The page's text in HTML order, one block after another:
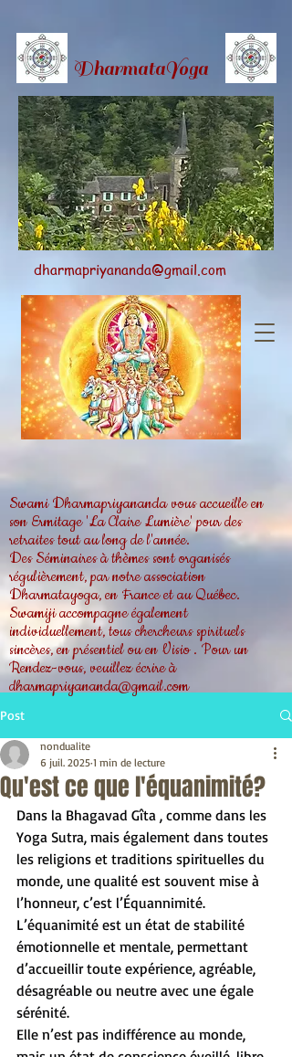
DharmataYoga
dharmapriyananda@gmail.com
Swami Dharmapriyananda vous accueille en
son Ermitage 'La Claire Lumière' pour des
retraites tout au long de l'année.
Des Séminaires à thèmes sont organisés
régulièrement, par notre association
Dharmatayoga, en France et au Québec.
Swamiji accompagne également
individuellement, tous chercheurs spirituels
sincères, en présentiel ou en Visio . Pour un
Rendez-vous, veuillez écrire à
dharmapriyananda@gmail.com
Post
Qu'est ce que l'équanimité?
nondualite
6 juil. 2025 1 min de lecture
Dans la Bhagavad Gîta , comme dans les
Yoga Sutra, mais également dans toutes
les religions et traditions spirituelles du
monde, une qualité est souvent mise à
l’honneur, c’est l’Équannimité.
L’équanimité est un état de stabilité
émotionnelle et mentale, permettant
d’accueillir toute expérience, agréable,
désagréable ou neutre avec une égale
sérénité.
Elle n’est pas indifférence au monde,